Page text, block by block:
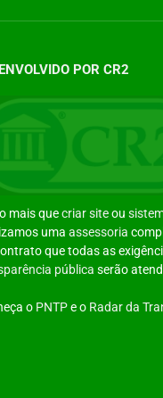
POR CR2
mais quecriar siteou
uma assessoria
que todas as
pública serão
o PNTPe o Radar da